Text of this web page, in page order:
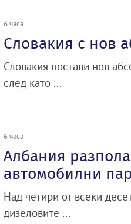
6 часа
Словакия с нов
Словакия постави нов
след като ...
6 часа
Албания
автомобилни
Над четири от всеки
дизеловите ...